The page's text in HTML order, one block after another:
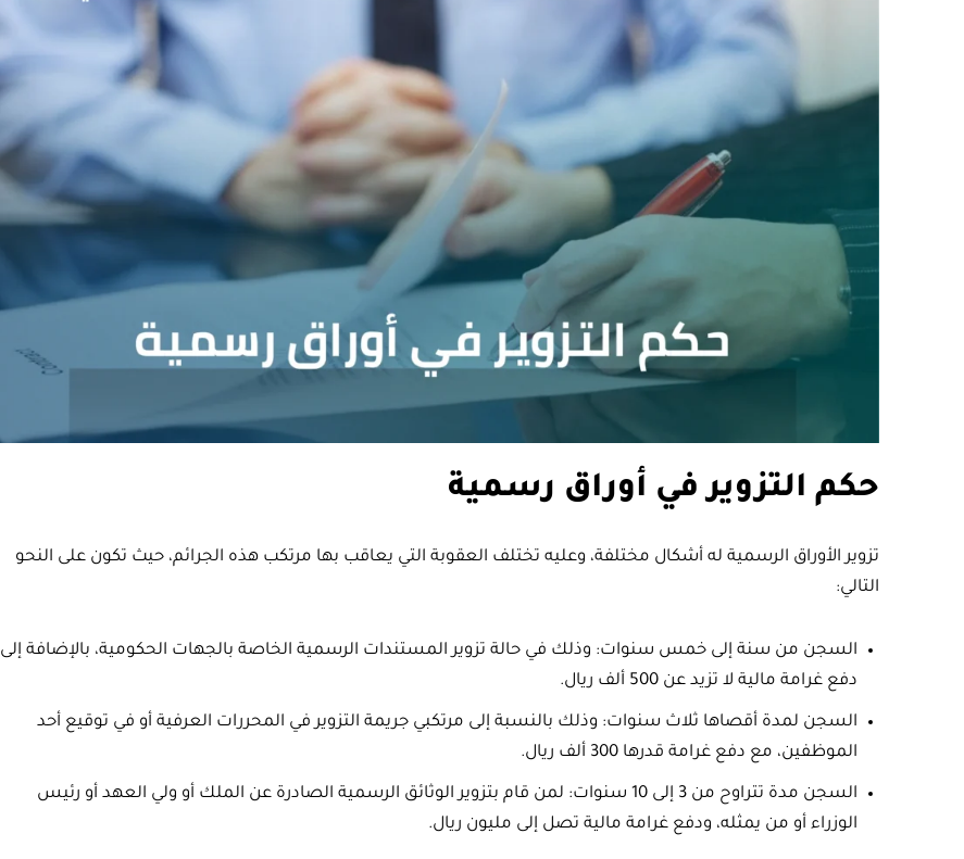
حكم التزوير في أوراق رسمية
تزوير الأوراق الرسمية له أشكال مختلفة، وعليه تختلف العقوبة التي يعاقب بها مرتكب هذه الجرائم، حيث تكون على النحو
التالي:
السجن من سنة إلى خمس سنوات: وذلك في حالة تزوير المستندات الرسمية الخاصة بالجهات الحكومية، بالإضافة إلى
دفع غرامة مالية لا تزيد عن 500 ألف ريال.
السجن لمدة أقصاها ثلاث سنوات: وذلك بالنسبة إلى مرتكبي جريمة التزوير في المحررات العرفية أو في توقيع أحد
الموظفين، مع دفع غرامة قدرها 300 ألف ريال.
السجن مدة تتراوح من 3 إلى 10 سنوات: لمن قام بتزوير الوثائق الرسمية الصادرة عن الملك أو ولي العهد أو رئيس
الوزراء أو من يمثله، ودفع غرامة مالية تصل إلى مليون ريال.